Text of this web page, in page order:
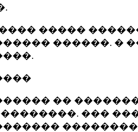
�����
������. �
��
���